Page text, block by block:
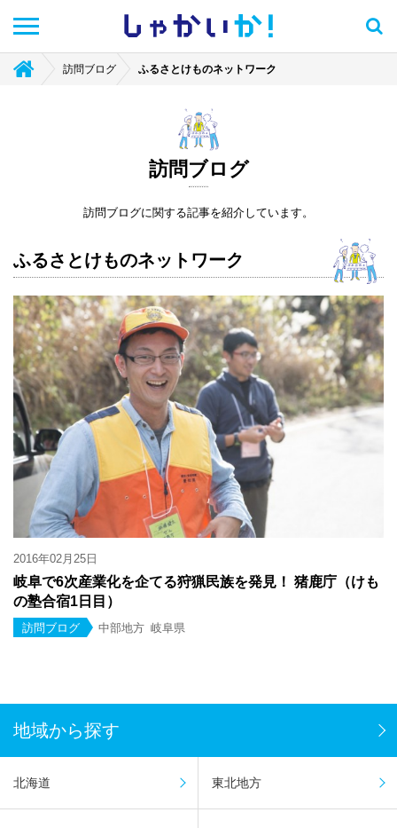
しゃかい か！
訪問ブログ ふるさとけものネットワーク
訪問ブログ
訪問ブログに関する記事を紹介しています。
ふるさとけものネットワーク
2016年02月25日
岐阜で6次産業化を企てる狩猟民族を発見！ 猪鹿庁（けも
の塾合宿1日目）
訪問ブログ 中部地方 岐阜県
地域から探す
北海道 東北地方